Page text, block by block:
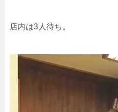
店内は3人待ち。